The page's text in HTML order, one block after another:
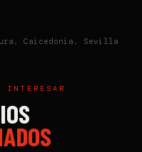
, Caicedonia , Sevilla
INTERESAR